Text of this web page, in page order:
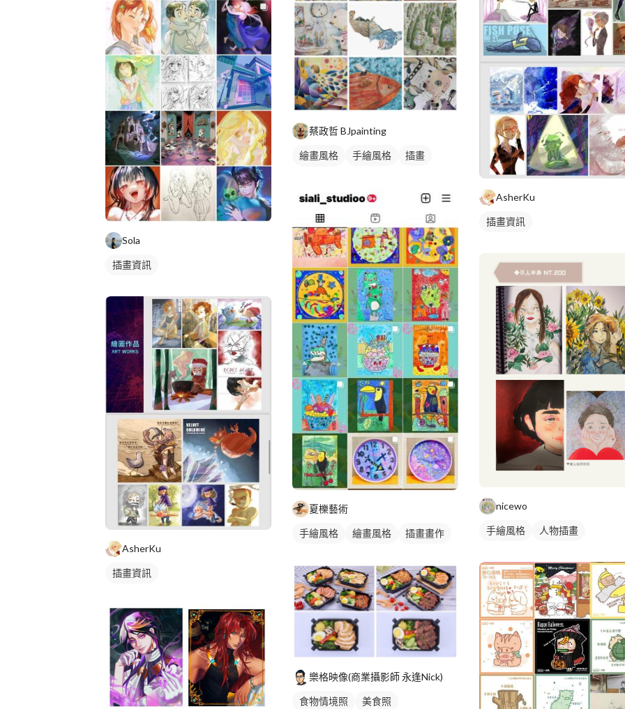
Sola
插畫資訊
AsherKu
插畫資訊
蔡政哲 BJpainting
繪畫風格 手繪風格
插畫
夏櫟藝術
手繪風格 繪畫風格 插畫畫作
樂格映像(商業攝影師 永逢Nick)
食物情境照 美食照
AsherKu
插畫資訊
nicewo
手繪風格 人物插畫